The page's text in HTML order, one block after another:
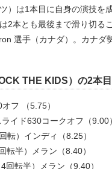
）は1本目に自身の演技
2本とも最後まで滑り切る
選手（カナダ）。カナダ
THE KIDS）の2本
フ （5.75）
イド630コークオフ（9.00）
転）インディ（8.25）
転半）メラン（8.40）
転半）メラン（9.40）